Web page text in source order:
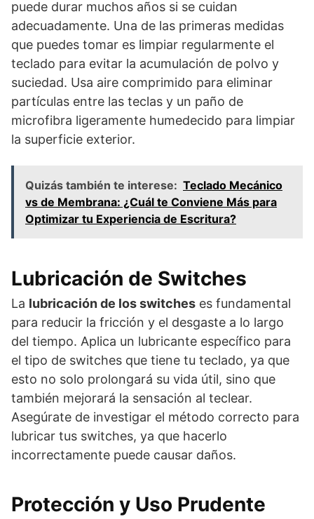
puede durar muchos años si se cuidan
adecuadamente. Una de las primeras medidas
que puedes tomar es limpiar regularmente el
teclado para evitar la acumulación de polvo y
suciedad. Usa aire comprimido para eliminar
partículas entre las teclas y un paño de
microfibra ligeramente humedecido para limpiar
la superficie exterior.
Quizás también te interese: Teclado Mecánico
vs de Membrana: ¿Cuál te Conviene Más para
Optimizar tu Experiencia de Escritura?
Lubricación de Switches
La lubricación de los switches es fundamental
para reducir la fricción y el desgaste a lo largo
del tiempo. Aplica un lubricante específico para
el tipo de switches que tiene tu teclado, ya que
esto no solo prolongará su vida útil, sino que
también mejorará la sensación al teclear.
Asegúrate de investigar el método correcto para
lubricar tus switches, ya que hacerlo
incorrectamente puede causar daños.
Protección y Uso Prudente